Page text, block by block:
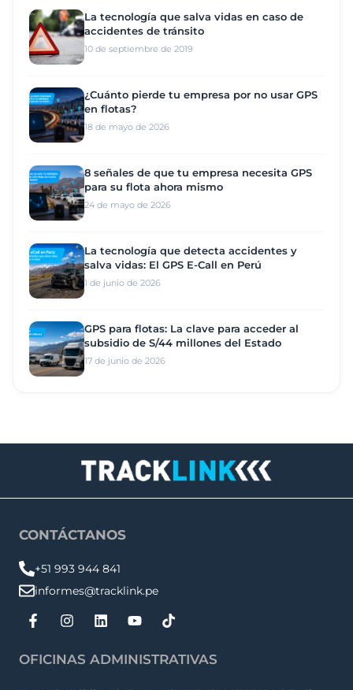
La tecnología que salva vidas en caso de
accidentes de tránsito
10 de septiembre de 2019
¿Cuánto pierde tu empresa por no usar GPS
en flotas?
18 de mayo de 2026
8 señales de que tu empresa necesita GPS
para su flota ahora mismo
24 de mayo de 2026
La tecnología que detecta accidentes y
salva vidas: El GPS E-Call en Perú
1 de junio de 2026
GPS para flotas: La clave para acceder al
subsidio de S/44 millones del Estado
17 de junio de 2026
CONTÁCTANOS
+51 993 944 841
informes@tracklink.pe
OFICINAS ADMINISTRATIVAS